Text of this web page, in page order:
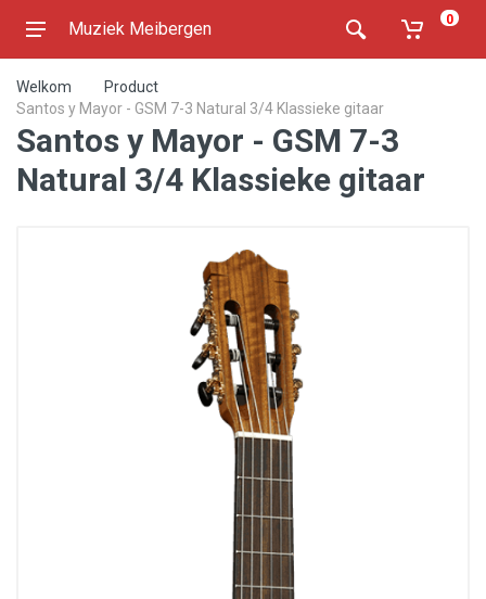
Muziek Meibergen 0
Welkom
Product
Santos y Mayor - GSM 7-3 Natural 3/4 Klassieke gitaar
Santos y Mayor - GSM 7-3
Natural 3/4 Klassieke gitaar